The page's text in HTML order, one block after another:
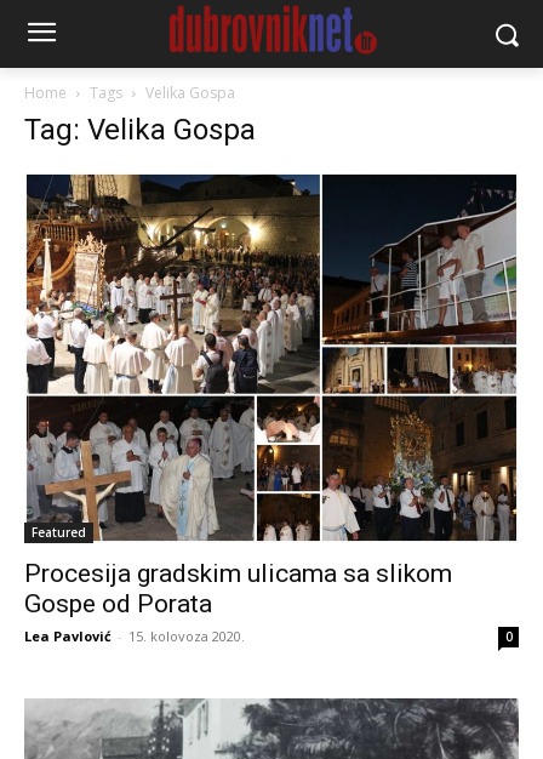
Home Tags Velika Gospa
Tag: Velika Gospa
Featured
Procesija gradskim ulicama sa slikom
Gospe od Porata
Lea Pavlović - 15. kolovoza 2020. 0